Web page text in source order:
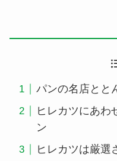
パンの名店とと
ヒレカツにあわ
ン
ヒレカツは厳選